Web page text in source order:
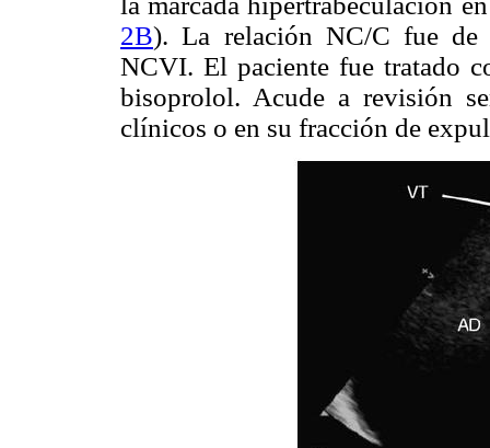
2B). La relación NC/C fue de
NCVI. El paciente fue tratado
bisoprolol. Acude a revisión
clínicos o en su fracción de